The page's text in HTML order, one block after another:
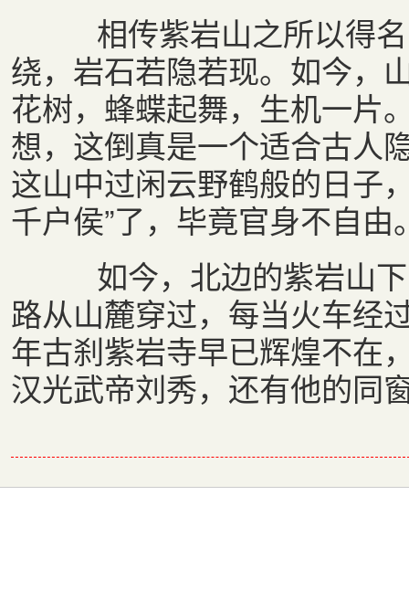
相传紫岩山之所以得名
绕，岩石若隐若现。如今，
花树，蜂蝶起舞，生机一片
想，这倒真是一个适合古人
这山中过闲云野鹤般的日子
千户侯”了，毕竟官身不自由
如今，北边的紫岩山下
路从山麓穿过，每当火车经
年古刹紫岩寺早已辉煌不在
汉光武帝刘秀，还有他的同